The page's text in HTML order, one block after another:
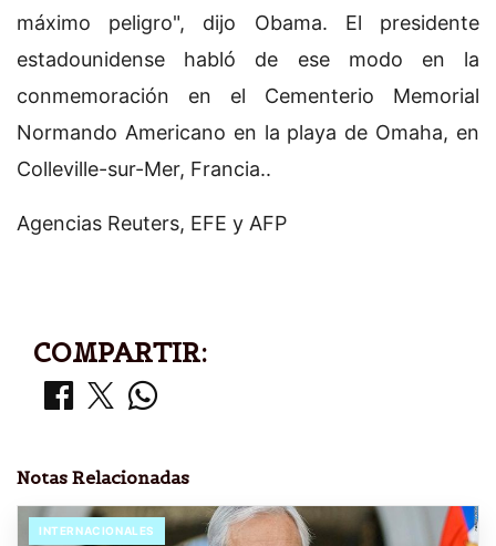
máximo peligro", dijo Obama. El presidente
estadounidense habló de ese modo en la
conmemoración en el Cementerio Memorial
Normando Americano en la playa de Omaha, en
Colleville-sur-Mer, Francia..
Agencias Reuters, EFE y AFP
COMPARTIR:
Notas Relacionadas
INTERNACIONALES